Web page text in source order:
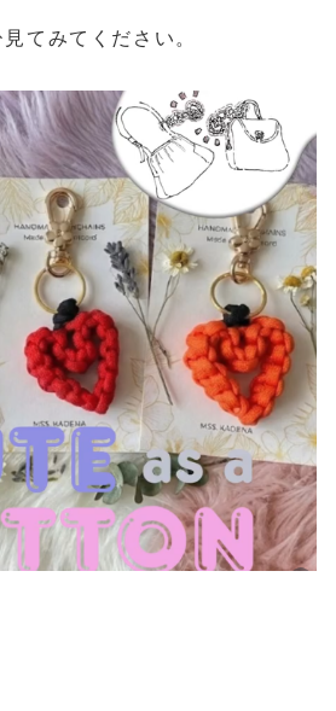
てみてください。